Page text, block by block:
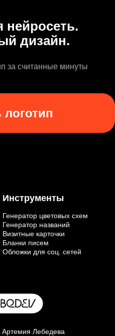
нейросеть.
дизайн.
за считанные минуты
логотип
Инструменты
Генератор цветовых схем
Генератор названий
Визитные карточки
Бланки писем
Обложки для соц. сетей
Артемия Лебедева